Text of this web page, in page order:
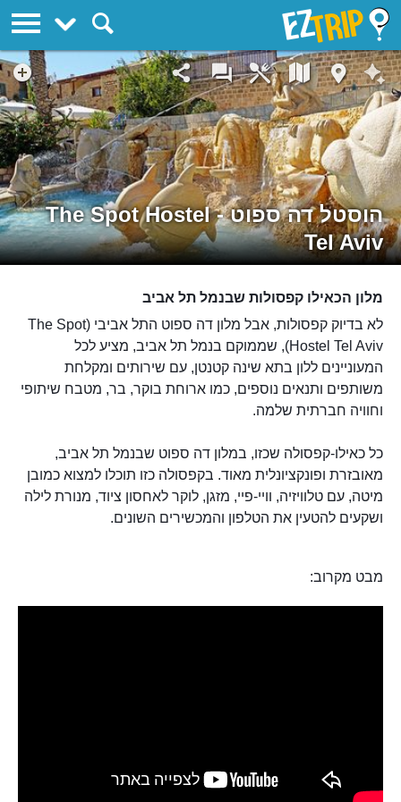
הוסטל דה ספוט - The Spot Hostel
Tel Aviv
מלון הכאילו קפסולות שבנמל תל אביב
לא בדיוק קפסולות, אבל מלון דה ספוט התל אביבי (The Spot
Hostel Tel Aviv), שממוקם בנמל תל אביב, מציע לכל
המעוניינים ללון בתא שינה קטנטן, עם שירותים ומקלחת
משותפים ותנאים נוספים, כמו ארוחת בוקר, בר, מטבח שיתופי
וחוויה חברתית שלמה.
כל כאילו-קפסולה שכזו, במלון דה ספוט שבנמל תל אביב,
מאובזרת ופונקציונלית מאוד. בקפסולה כזו תוכלו למצוא כמובן
מיטה, עם טלוויזיה, וויי-פיי, מזגן, לוקר לאחסון ציוד, מנורת לילה
ושקעים להטעין את הטלפון והמכשירים השונים.
מבט מקרוב:
EZTrip